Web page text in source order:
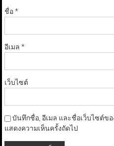
ชื่อ*
อีเมล *
เว็บไซต์
บันทึกชื่อ, อีเมล และชื่อเว็บไซต์ข
แสดงความเห็นครั้งถัดไป